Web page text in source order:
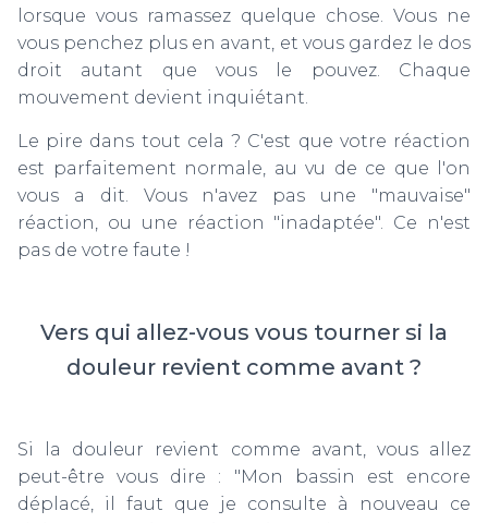
lorsque vous ramassez quelque chose. Vous ne
vous penchez plus en avant, et vous gardez le dos
droit autant que vous le pouvez. Chaque
mouvement devient inquiétant.
Le pire dans tout cela ? C'est que votre réaction
est parfaitement normale, au vu de ce que l'on
vous a dit. Vous n'avez pas une "mauvaise"
réaction, ou une réaction "inadaptée". Ce n'est
pas de votre faute !
Vers qui allez-vous vous tourner si la
douleur revient comme avant ?
Si la douleur revient comme avant, vous allez
peut-être vous dire : "Mon bassin est encore
déplacé, il faut que je consulte à nouveau ce